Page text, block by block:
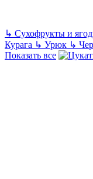
↳ Сухофрукты и
Курага ↳ Урюк ↳
Показать все